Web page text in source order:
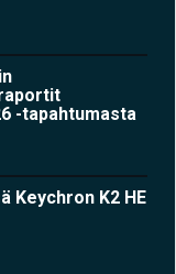
-tapahtumasta
Keychron K2 HE